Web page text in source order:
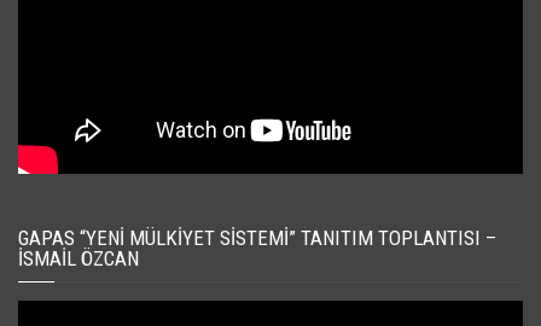
GAPAS “YENI MÜLKIYET SISTEMI” TANITIM TOPLANTISI –
İSMAIL ÖZCAN